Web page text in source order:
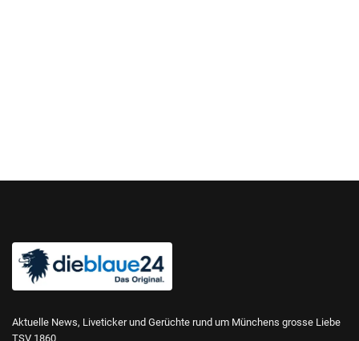
Aktuelle News, Liveticker und Gerüchte rund um Münchens grosse Liebe
TSV 1860